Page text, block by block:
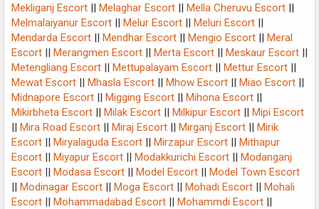
Mekliganj Escort || Melaghar Escort || Mella Cheruvu Escort ||
Melmalaiyanur Escort || Melur Escort || Meluri Escort ||
Mendarda Escort || Mendhar Escort || Mengio Escort || Meral
Escort || Merangmen Escort || Merta Escort || Meskaur Escort ||
Metengliang Escort || Mettupalayam Escort || Mettur Escort ||
Mewat Escort || Mhasla Escort || Mhow Escort || Miao Escort ||
Midnapore Escort || Migging Escort || Mihona Escort ||
Mikirbheta Escort || Milak Escort || Milkipur Escort || Mipi Escort
|| Mira Road Escort || Miraj Escort || Mirganj Escort || Mirik
Escort || Miryalaguda Escort || Mirzapur Escort || Mithapur
Escort || Miyapur Escort || Modakkurichi Escort || Modanganj
Escort || Modasa Escort || Model Escort || Model Town Escort
|| Modinagar Escort || Moga Escort || Mohadi Escort || Mohali
Escort || Mohammadabad Escort || Mohammdi Escort ||